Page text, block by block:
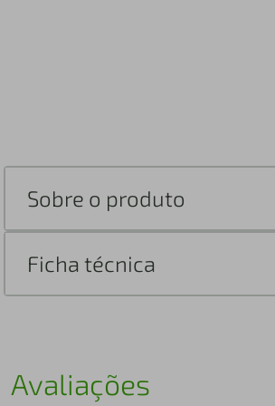
Sobre o produto
Ficha técnica
Avaliações